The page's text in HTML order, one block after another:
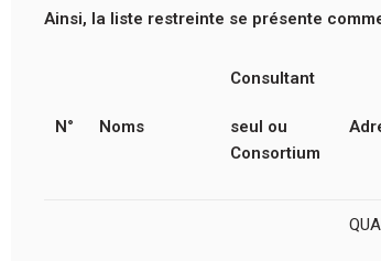
Ainsi, la liste restreinte se présente
N° Noms
Consultant
seul ou
Consortium